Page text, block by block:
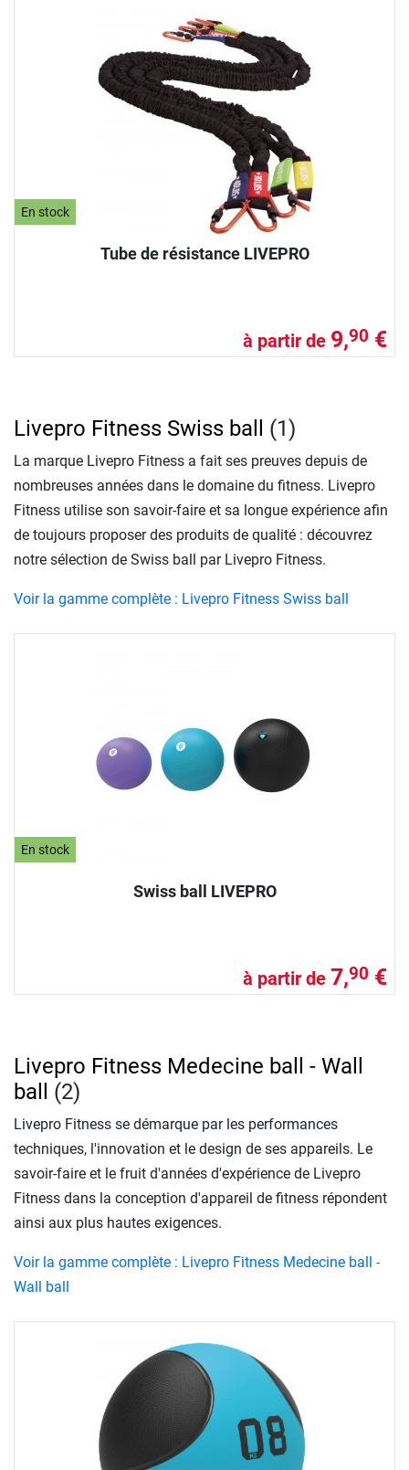
En stock
Tube de résistance LIVEPRO
à partir de 9,90 €
En stock
Swiss ball LIVEPRO
à partir de 7,90 €
Livepro Fitness Swiss ball (1)
La marque Livepro Fitness a fait ses preuves depuis de
nombreuses années dans le domaine du fitness. Livepro
Fitness utilise son savoir-faire et sa longue expérience afin
de toujours proposer des produits de qualité : découvrez
notre sélection de Swiss ball par Livepro Fitness.
Voir la gamme complète : Livepro Fitness Swiss ball
Livepro Fitness Medecine ball - Wall
ball
(2)
Livepro Fitness se démarque par les performances
techniques, l'innovation et le design de ses appareils. Le
savoir-faire et le fruit d'années d'expérience de Livepro
Fitness dans la conception d'appareil de fitness répondent
ainsi aux plus hautes exigences.
Voir la gamme complète : Livepro Fitness Medecine ball -
Wall ball